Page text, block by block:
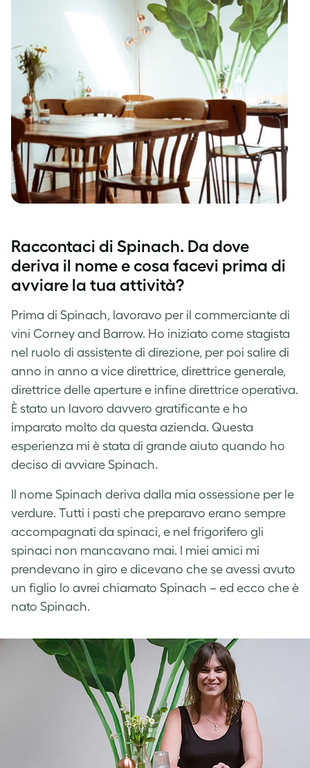
Raccontaci di Spinach. Da dove
deriva il nome e cosa facevi prima di
avviare la tua attività?
Prima di Spinach, lavoravo per il commerciante di
vini Corney and Barrow. Ho iniziato come stagista
nel ruolo di assistente di direzione, per poi salire di
anno in anno a vice direttrice, direttrice generale,
direttrice delle aperture e infine direttrice operativa.
È stato un lavoro davvero gratificante e ho
imparato molto da questa azienda. Questa
esperienza mi è stata di grande aiuto quando ho
deciso di avviare Spinach.
Il nome Spinach deriva dalla mia ossessione per le
verdure. Tutti i pasti che preparavo erano sempre
accompagnati da spinaci, e nel frigorifero gli
spinaci non mancavano mai. I miei amici mi
prendevano in giro e dicevano che se avessi avuto
un figlio lo avrei chiamato Spinach – ed ecco che è
nato Spinach.